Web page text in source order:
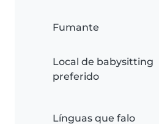
Fumante
Local de babysitting
preferido
Línguas que falo